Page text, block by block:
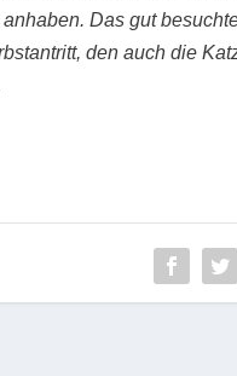
Das gut
den auch die